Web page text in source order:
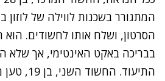
המתגורר בשכנות לווילה של לוזון
הסרטון, ושלח אותו לחשודים. הוא
בבריכה באקט האינטימי, אך שלא
התיעוד.